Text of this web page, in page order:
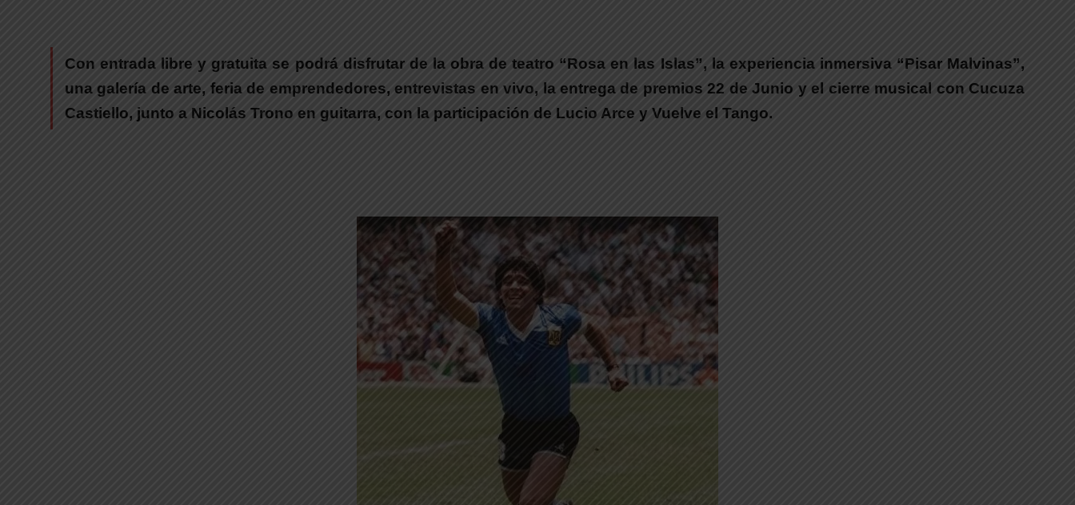
Con entrada libre y gratuita se podrá disfrutar de la obra de teatro “Rosa en las Islas”, la experiencia inmersiva “Pisar Malvinas”,
una galería de arte, feria de emprendedores, entrevistas en vivo, la entrega de premios 22 de Junio y el cierre musical con Cucuza
Castiello, junto a Nicolás Trono en guitarra, con la participación de Lucio Arce y Vuelve el Tango.